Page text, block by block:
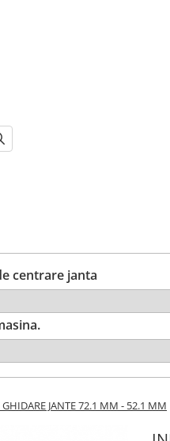
centrare janta
JANTE 72.1 MM - 52.1 MM